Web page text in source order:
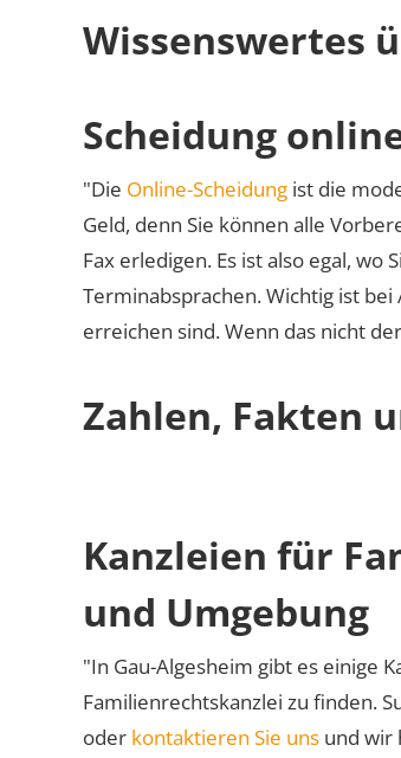
Wissenswertes
Scheidung
"Die Online-Scheidung ist die
Geld, denn Sie können alle
Fax erledigen. Es ist also egal,
Terminabsprachen. Wichtig ist
erreichen sind. Wenn das nicht
Zahlen, Fakten
Kanzleien für
und Umgebung
"In Gau-Algesheim gibt es einige
Familienrechtskanzlei zu finden.
oder kontaktieren Sie uns und wir